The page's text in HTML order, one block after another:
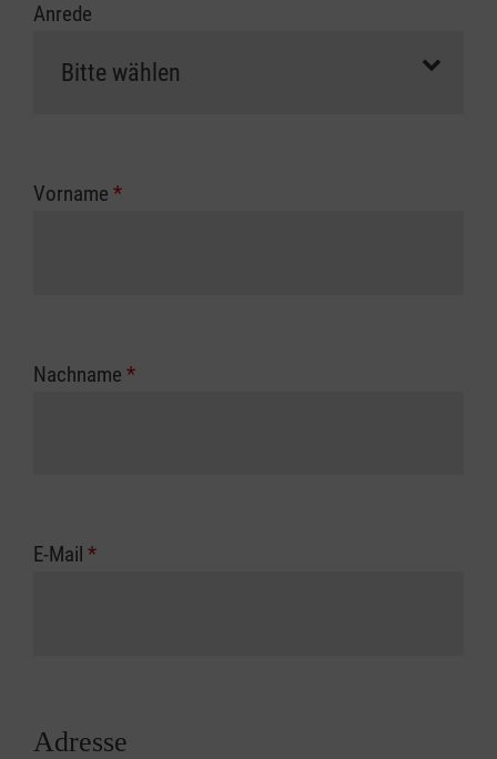
Anrede
Vorname *
Nachname *
E-Mail *
Adresse